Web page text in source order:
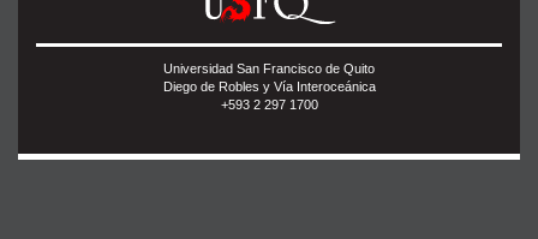
Universidad San Francisco de Quito
Diego de Robles y Vía Interoceánica
+593 2 297 1700